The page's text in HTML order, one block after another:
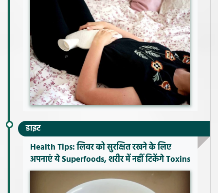
डाइट
Health Tips: लिवर को सुरक्षित रखने के लिए
अपनाएं ये Superfoods, शरीर में नहीं टिकेंगे Toxins